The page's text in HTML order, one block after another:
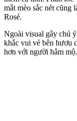
mắt mèo sắc nét cũng
Rosé.
Ngoài visual gây chú
khắc vui vẻ bên hươu
hơn với người hâm mộ.